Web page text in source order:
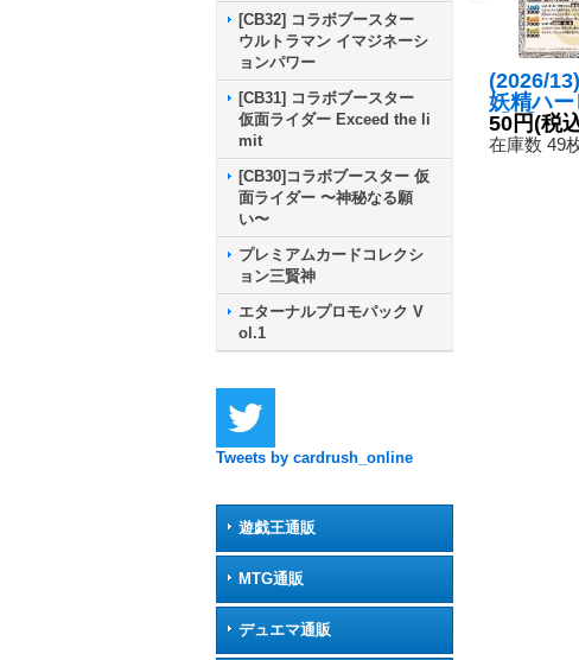
[CB32] コラボブースター
ウルトラマン イマジネーシ
ョンパワー
[CB31] コラボブースター
仮面ライダー Exceed the li
mit
[CB30]コラボブースター 仮
面ライダー 〜神秘なる願
い〜
プレミアムカードコレクシ
ョン三賢神
エターナルプロモパック V
ol.1
Tweets by cardrush_online
遊戯王通販
MTG通販
デュエマ通販
(2026/
妖精ハー
【C】
6}《白》
50円(税
在庫数 49